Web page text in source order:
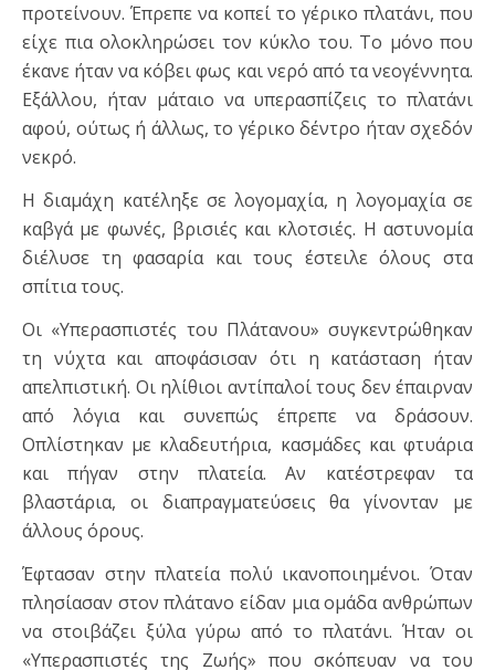
προτείνουν. Έπρεπε να κοπεί το γέρικο πλατάνι, που
είχε πια ολοκληρώσει τον κύκλο του. Το μόνο που
έκανε ήταν να κόβει φως και νερό από τα νεογέννητα.
Εξάλλου, ήταν μάταιο να υπερασπίζεις το πλατάνι
αφού, ούτως ή άλλως, το γέρικο δέντρο ήταν σχεδόν
νεκρό.
Η διαμάχη κατέληξε σε λογομαχία, η λογομαχία σε
καβγά με φωνές, βρισιές και κλοτσιές. Η αστυνομία
διέλυσε τη φασαρία και τους έστειλε όλους στα
σπίτια τους.
Οι «Υπερασπιστές του Πλάτανου» συγκεντρώθηκαν
τη νύχτα και αποφάσισαν ότι η κατάσταση ήταν
απελπιστική. Οι ηλίθιοι αντίπαλοί τους δεν έπαιρναν
από λόγια και συνεπώς έπρεπε να δράσουν.
Οπλίστηκαν με κλαδευτήρια, κασμάδες και φτυάρια
και πήγαν στην πλατεία. Αν κατέστρεφαν τα
βλαστάρια, οι διαπραγματεύσεις θα γίνονταν με
άλλους όρους.
Έφτασαν στην πλατεία πολύ ικανοποιημένοι. Όταν
πλησίασαν στον πλάτανο είδαν μια ομάδα ανθρώπων
να στοιβάζει ξύλα γύρω από το πλατάνι. Ήταν οι
«Υπερασπιστές της Ζωής» που σκόπευαν να του